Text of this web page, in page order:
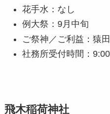
花手水：なし
例大祭：9月中旬
ご祭神／ご利益：猿
社務所受付時間：
飛木稲荷神社